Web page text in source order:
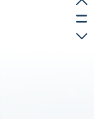
上一則
切換播放/暫停